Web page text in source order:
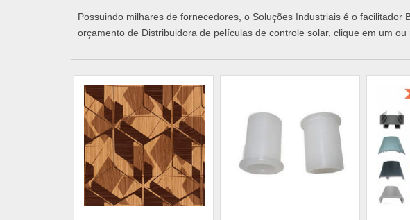
Possuindo milhares de fornecedores, o Soluções Industriais é o
orçamento de Distribuidora de películas de controle solar, clique em um